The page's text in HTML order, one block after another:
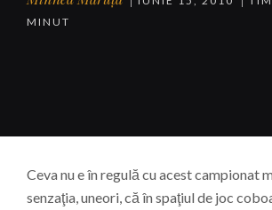
MINUT
Ceva nu e în regulă cu acest campionat
senzaţia, uneori, că în spaţiul de joc